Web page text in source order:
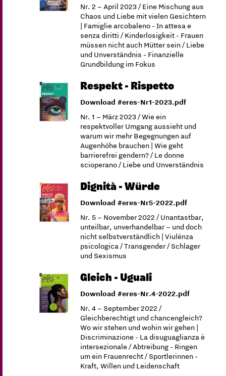
Nr. 2 – April 2023 / Eine Mischung aus
Chaos und Liebe mit vielen Gesichtern
| Famiglie arcobaleno - In attesa e
senza diritti / Kinderlosigkeit - Frauen
müssen nicht auch Mütter sein / Liebe
und Unverständnis - Finanzielle
Grundbildung im Fokus
Respekt - Rispetto
Download #eres-Nr1-2023.pdf
Nr. 1 – März 2023 / Wie ein
respektvoller Umgang aussieht und
warum wir mehr Begegnungen auf
Augenhöhe brauchen | Wie geht
barrierefrei gendern? / Le donne
scioperano / Liebe und Unverständnis
Dignità - Würde
Download #eres-Nr5-2022.pdf
Nr. 5 – November 2022 / Unantastbar,
unteilbar, unverhandelbar – und doch
nicht selbstverständlich | Viulënza
psicologica / Transgender / Schlager
und Sexismus
Gleich - Uguali
Download #eres-Nr.4-2022.pdf
Nr. 4 – September 2022 /
Gleichberechtigt und chancengleich?
Wo wir stehen und wohin wir gehen |
Discriminazione - La disuguaglianza è
intersezionale / Abtreibung - Ringen
um ein Frauenrecht / Sportlerinnen -
Kraft, Willen und Leidenschaft